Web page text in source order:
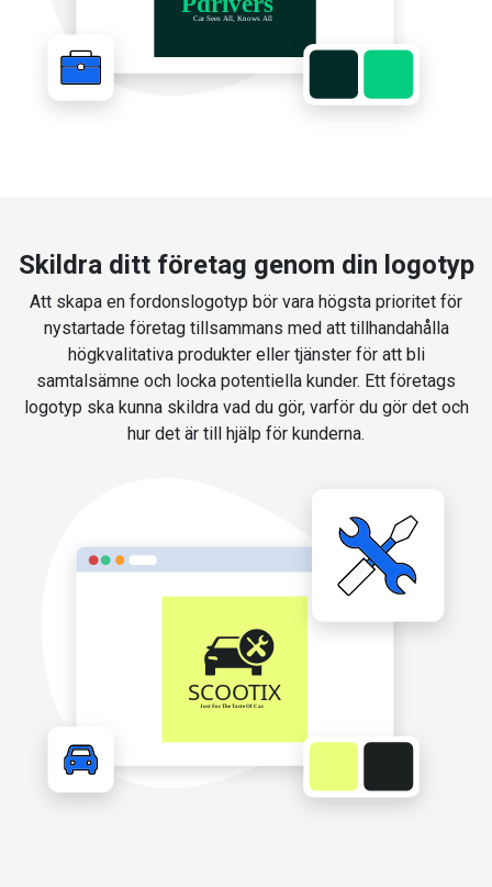
Skildra ditt företag genom din logotyp
Att skapa en fordonslogotyp bör vara högsta prioritet för
nystartade företag tillsammans med att tillhandahålla
högkvalitativa produkter eller tjänster för att bli
samtalsämne och locka potentiella kunder. Ett företags
logotyp ska kunna skildra vad du gör, varför du gör det och
hur det är till hjälp för kunderna.